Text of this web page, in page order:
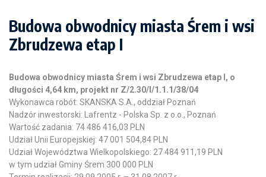
Budowa obwodnicy miasta Śrem i wsi
Zbrudzewa etap I
Budowa obwodnicy miasta Śrem i wsi Zbrudzewa etap I, o
długości 4,64 km, projekt nr Z/2.30/I/1.1.1/38/04
Wykonawca robót: SKANSKA S.A., oddział Poznań
Nadzór inwestorski: Lafrentz - Polska Sp. z o.o., Poznań
Wartość zadania: 74 486 416,03 PLN
Udział Unii Europejskiej: 47 001 504,84 PLN
Udział Województwa Wielkopolskiego: 27 484 911,19 PLN
w tym udział Gminy Śrem 300 000 PLN